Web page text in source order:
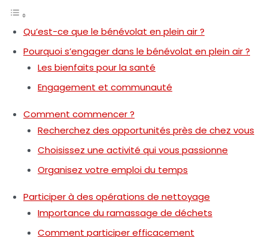
Qu’est-ce que le bénévolat en plein air ?
Pourquoi s’engager dans le bénévolat en plein air ?
Les bienfaits pour la santé
Engagement et communauté
Comment commencer ?
Recherchez des opportunités près de chez vous
Choisissez une activité qui vous passionne
Organisez votre emploi du temps
Participer à des opérations de nettoyage
Importance du ramassage de déchets
Comment participer efficacement